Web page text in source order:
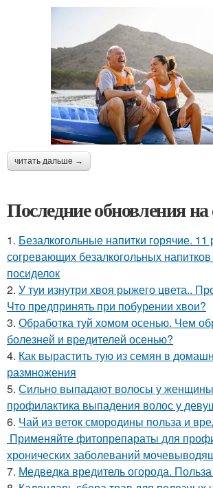
читать дальше →
Последние обновления на
1. Безалкогольные напитки горячие. 11
согревающих безалкогольных
посиделок
2. У туи изнутри хвоя рыжего цвета..
Что предпринять при побурении хвои?
3. Обработка туй хомом осенью. Чем
болезней и вредителей осенью?
4. Как вырастить тую из семян в
размножения
5. Сильно выпадают волосы у
профилактика выпадения волос у
6. Чай из веток смородины польза и
Применяйте фитопрепараты для
хронических заболеваний
7. Медведка вредитель огорода.